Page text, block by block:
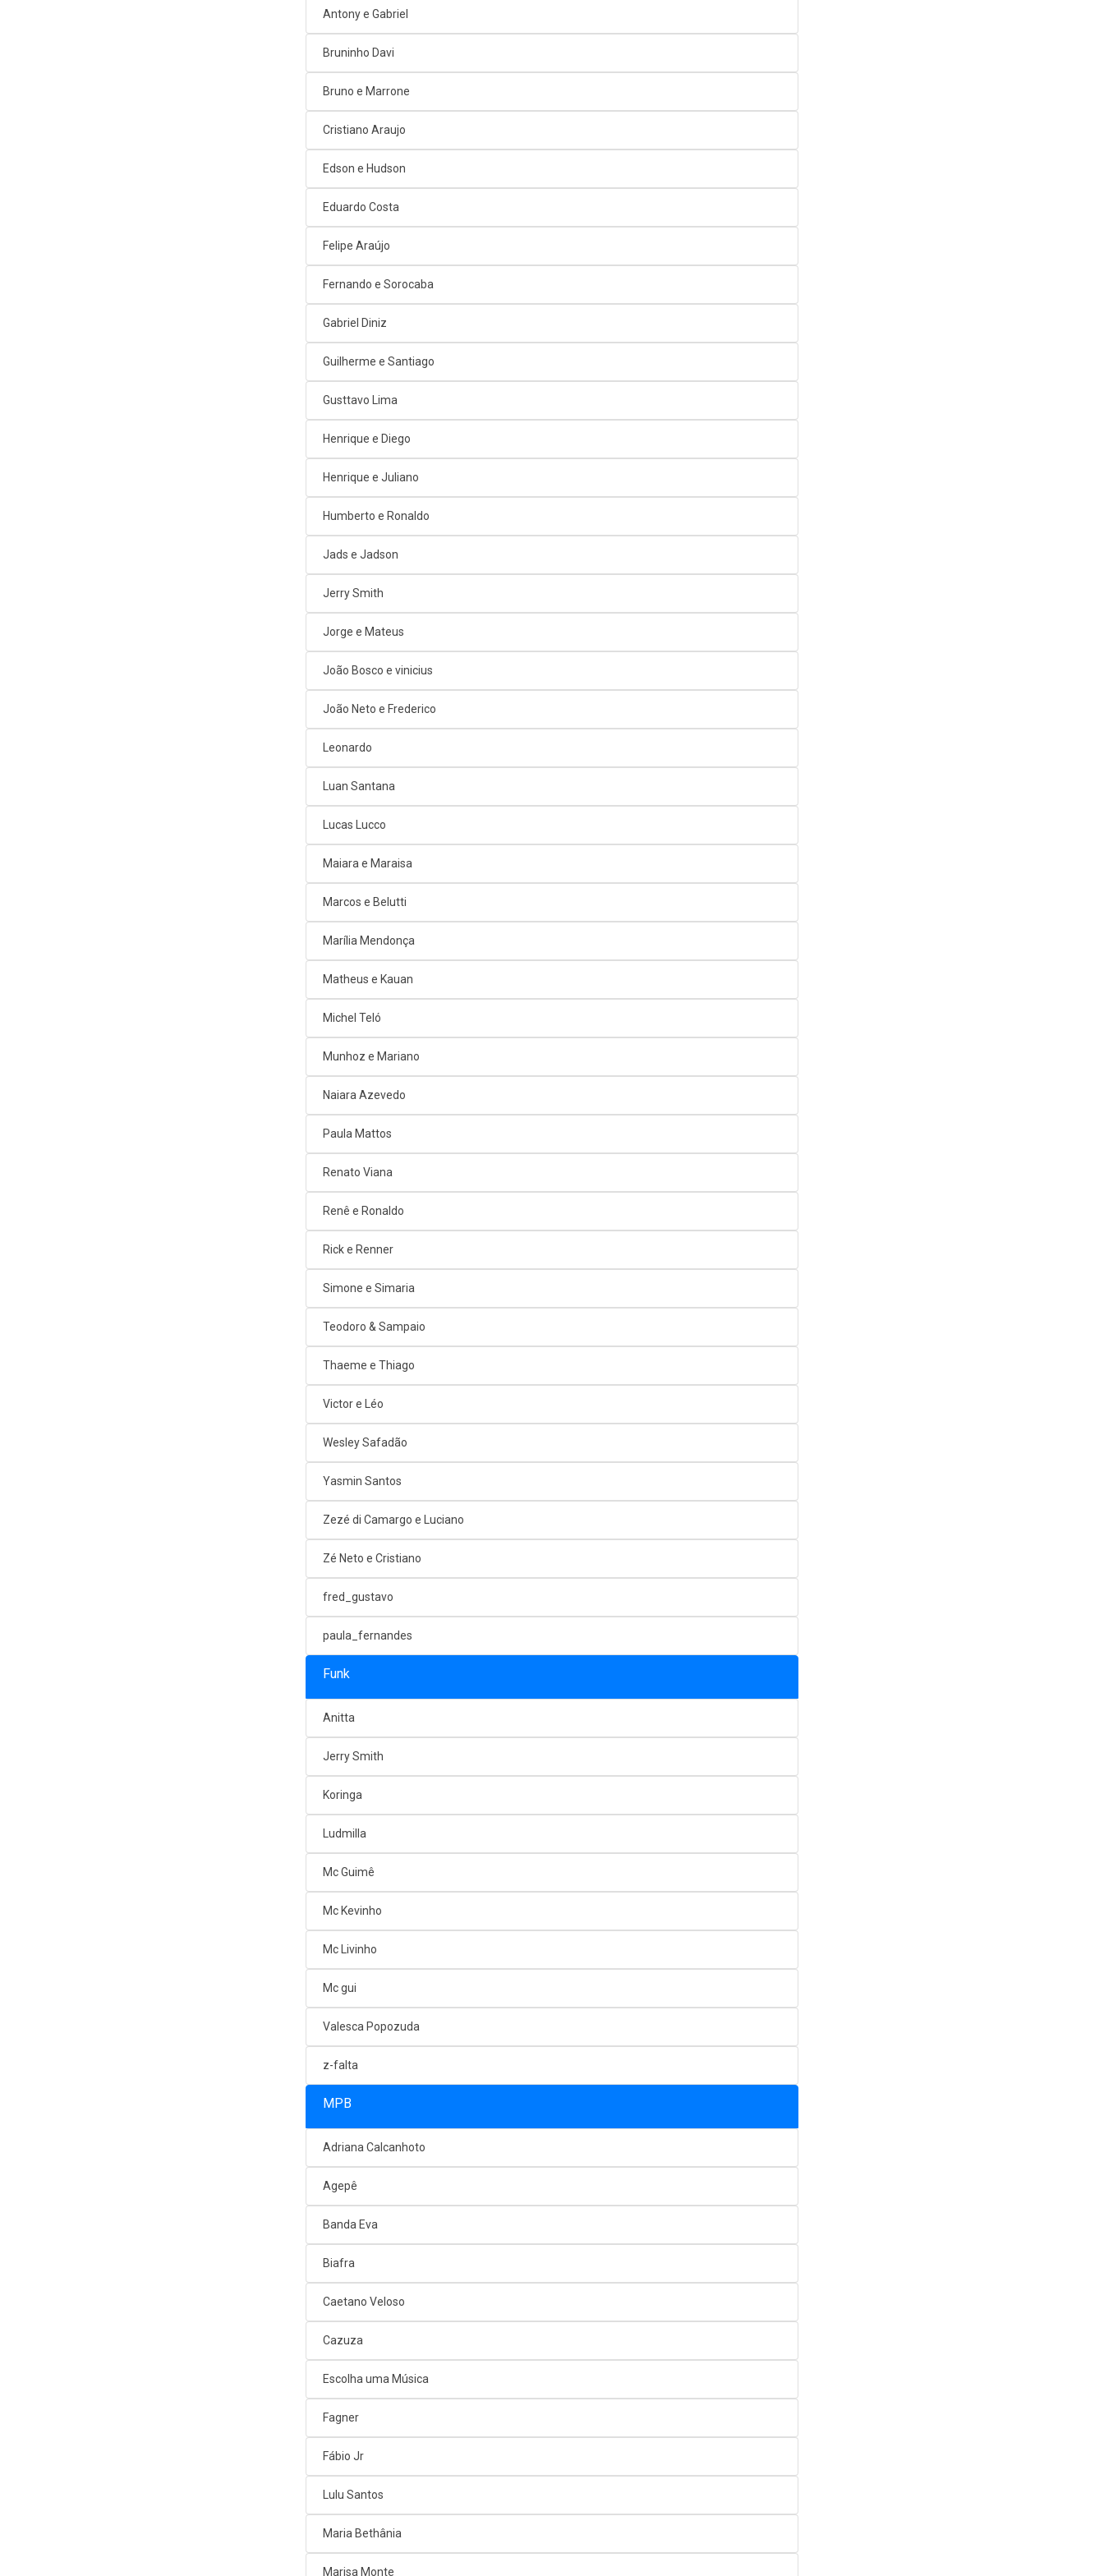
Antony e Gabriel
Bruninho Davi
Bruno e Marrone
Cristiano Araujo
Edson e Hudson
Eduardo Costa
Felipe Araújo
Fernando e Sorocaba
Gabriel Diniz
Guilherme e Santiago
Gusttavo Lima
Henrique e Diego
Henrique e Juliano
Humberto e Ronaldo
Jads e Jadson
Jerry Smith
Jorge e Mateus
João Bosco e vinicius
João Neto e Frederico
Leonardo
Luan Santana
Lucas Lucco
Maiara e Maraisa
Marcos e Belutti
Marília Mendonça
Matheus e Kauan
Michel Teló
Munhoz e Mariano
Naiara Azevedo
Paula Mattos
Renato Viana
Renê e Ronaldo
Rick e Renner
Simone e Simaria
Teodoro & Sampaio
Thaeme e Thiago
Victor e Léo
Wesley Safadão
Yasmin Santos
Zezé di Camargo e Luciano
Zé Neto e Cristiano
fred_gustavo
paula_fernandes
Funk
Anitta
Jerry Smith
Koringa
Ludmilla
Mc Guimê
Mc Kevinho
Mc Livinho
Mc gui
Valesca Popozuda
z-falta
MPB
Adriana Calcanhoto
Agepê
Banda Eva
Biafra
Caetano Veloso
Cazuza
Escolha uma Música
Fagner
Fábio Jr
Lulu Santos
Maria Bethânia
Marisa Monte